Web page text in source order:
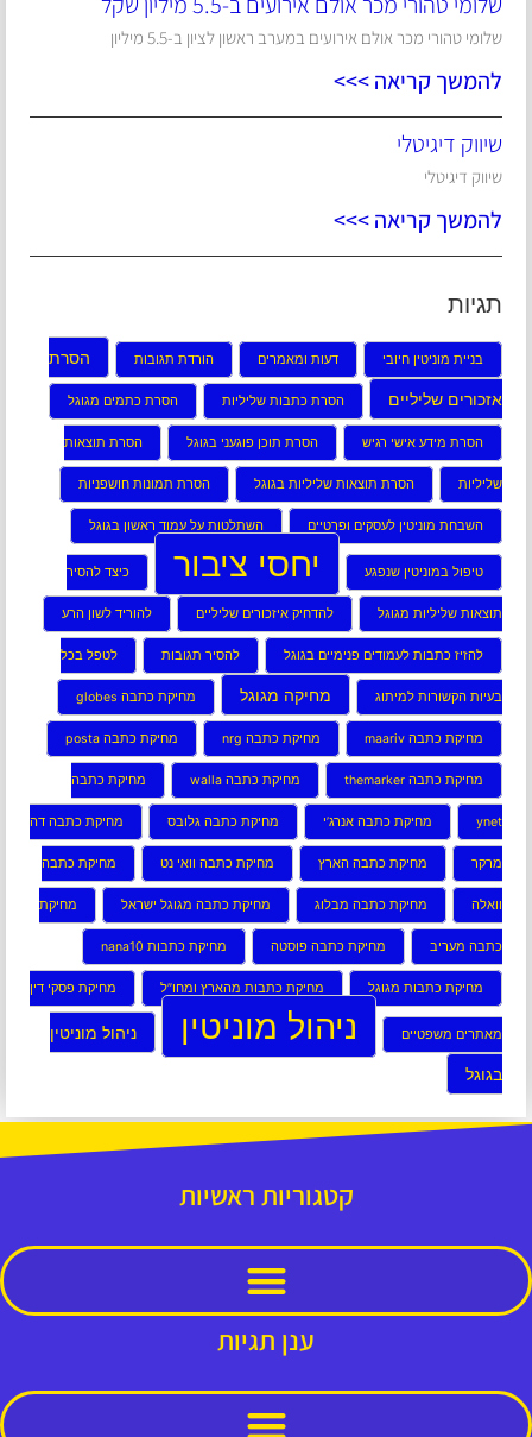
שלומי טהורי מכר אולם אירועים במערב ראשון לציון ב-5.5 מיליון
להמשך קריאה >>>
שיווק דיגיטלי
שיווק דיגיטלי
להמשך קריאה >>>
תגיות
בניית מוניטין חיובי דעות ומאמרים הורדת תגובות הסרת
אזכורים שליליים הסרת כתבות שליליות הסרת כתמים מגוגל
הסרת מידע אישי רגיש הסרת תוכן פוגעני בגוגל הסרת תוצאות
שליליות הסרת תוצאות שליליות בגוגל הסרת תמונות חושפניות
השבחת מוניטין לעסקים ופרטיים השתלטות על עמוד ראשון בגוגל
טיפול במוניטין שנפגע יחסי ציבור כיצד להסיר
תוצאות שליליות מגוגל להדחיק איזכורים שליליים להוריד לשון הרע
להזיז כתבות לעמודים פנימיים בגוגל להסיר תגובות לטפל בכל
בעיות הקשורות למיתוג מחיקה מגוגל מחיקת כתבה globes
מחיקת כתבה maariv מחיקת כתבה nrg מחיקת כתבה posta
מחיקת כתבה themarker מחיקת כתבה walla מחיקת כתבה
ynet מחיקת כתבה אנרג’י מחיקת כתבה גלובס מחיקת כתבה דה
מרקר מחיקת כתבה הארץ מחיקת כתבה וואי נט מחיקת כתבה
וואלה מחיקת כתבה מבלוג מחיקת כתבה מגוגל ישראל מחיקת
כתבה מעריב מחיקת כתבה פוסטה מחיקת כתבות nana10
מחיקת כתבות מגוגל מחיקת כתבות מהארץ ומחו”ל מחיקת פסקי דין
מאתרים משפטיים ניהול מוניטין ניהול מוניטין
בגוגל
קטגוריות ראשיות
ענן תגיות